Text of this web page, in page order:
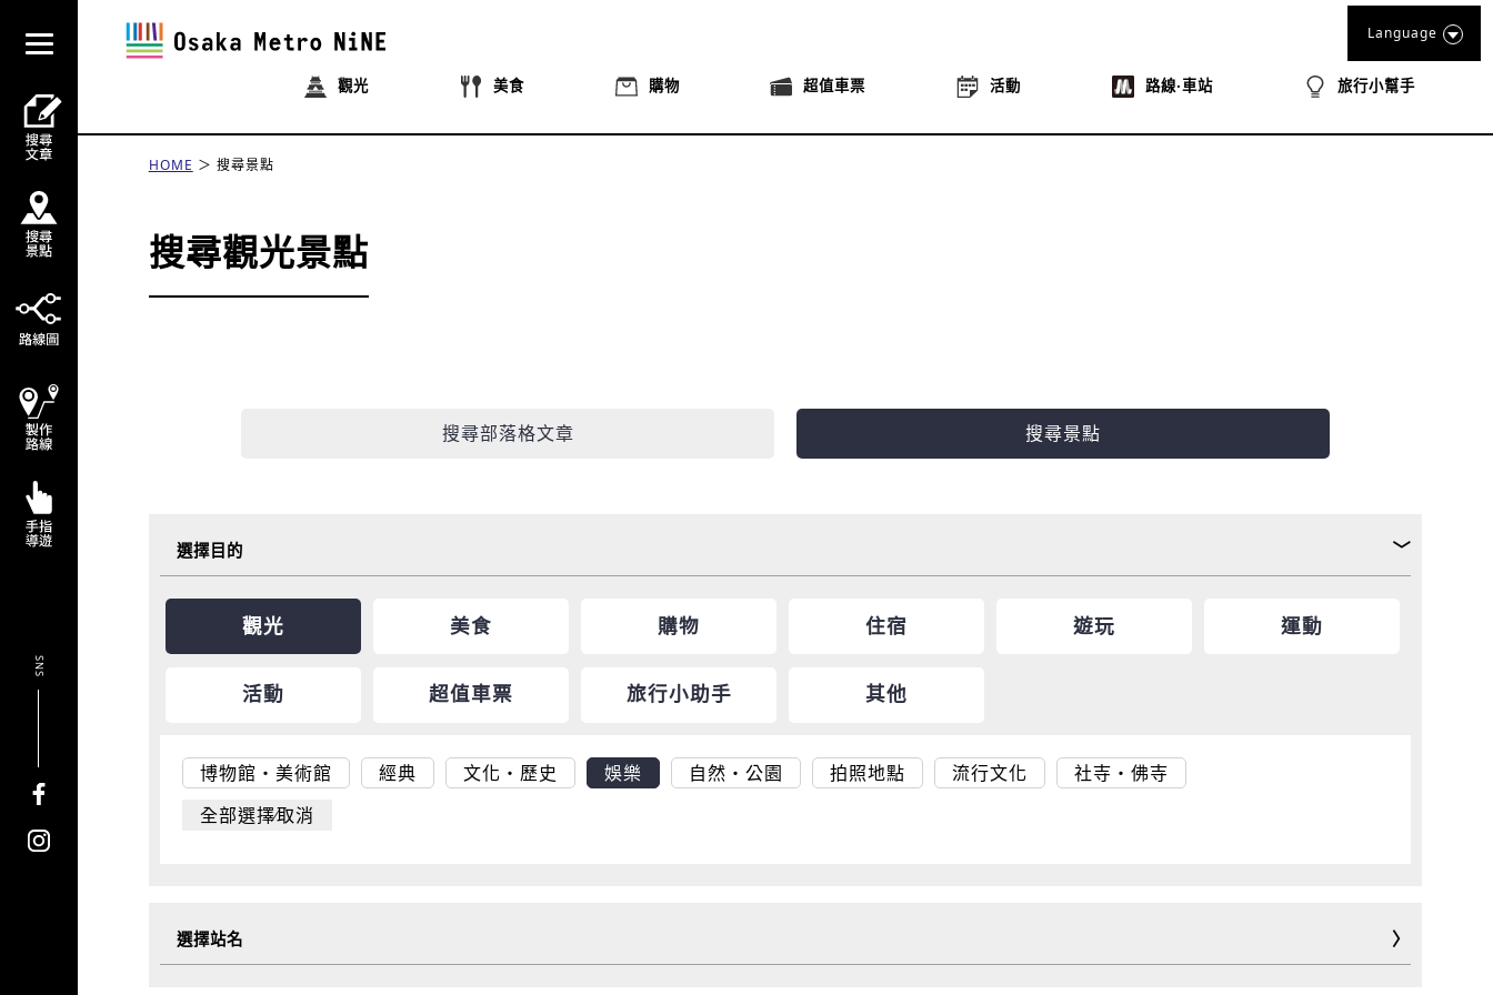
觀光 美食 購物 超值車票 活動 路線‧車站 旅行小幫手
Language
SNS
HOME 搜尋景點
搜尋觀光景點
搜尋部落格文章 搜尋景點
選擇目的
觀光 美食 購物 住宿 遊玩 運動
活動 超值車票 旅行小助手 其他
博物館・美術館 經典 文化・歷史 娛樂 自然・公園 拍照地點 流行文化
社寺・佛寺
全部選擇∕取消
選擇站名